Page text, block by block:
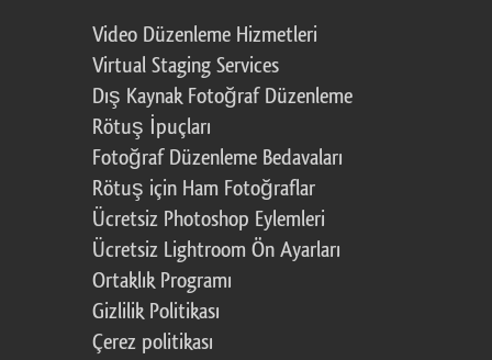
Video Düzenleme Hizmetleri
Virtual Staging Services
Dış Kaynak Fotoğraf Düzenleme
Rötuş İpuçları
Fotoğraf Düzenleme Bedavaları
Rötuş için Ham Fotoğraflar
Ücretsiz Photoshop Eylemleri
Ücretsiz Lightroom Ön Ayarları
Ortaklık Programı
Gizlilik Politikası
Çerez politikası